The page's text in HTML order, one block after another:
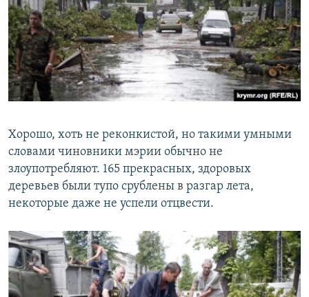
Хорошо, хоть не реконкистой, но такими умными
словами чиновники мэрии обычно не
злоупотребляют. 165 прекрасных, здоровых
деревьев были тупо срублены в разгар лета,
некоторые даже не успели отцвести.